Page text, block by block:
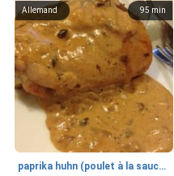
95 min
Allemand
paprika huhn (poulet à la sauce paprika).